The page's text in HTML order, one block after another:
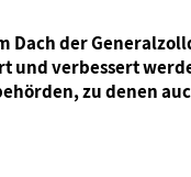
der
verbessert
zu denen